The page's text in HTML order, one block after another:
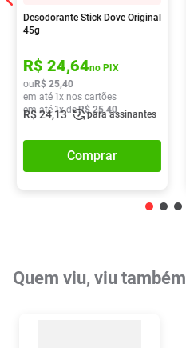
Desodorante Stick Dove Original
45g
R$ 24,64no PIX
ou R$ 25,40
em até 1x nos cartões
em até 1x deR$ 25,40
R$24,13 para assinantes
Comprar
Quem viu, viu também